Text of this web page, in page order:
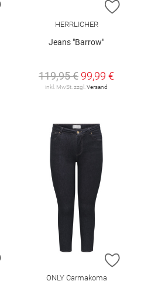
ZUR WUNSCHLISTE HINZUFÜGEN
ZUR
HERRLICHER
Jeans "Barrow"
119,95 € 99,99 €
inkl. MwSt. zzgl.Versand
ZUR WUNSCHLISTE HINZUFÜGEN
ZUR
ONLY Carmakoma